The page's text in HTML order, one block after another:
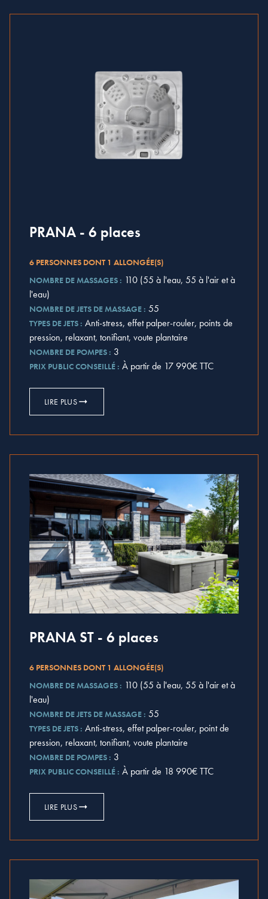
PRANA - 6 places
6 PERSONNES DONT 1 ALLONGÉE(S)
NOMBRE DE MASSAGES : 110 (55 à l'eau, 55 à l'air et à
l'eau)
NOMBRE DE JETS DE MASSAGE : 55
TYPES DE JETS : Anti-stress, effet palper-rouler, points de
pression, relaxant, tonifiant, voute plantaire
NOMBRE DE POMPES : 3
PRIX PUBLIC CONSEILLÉ : À partir de 17 990€ TTC
LIRE PLUS
PRANA ST - 6 places
6 PERSONNES DONT 1 ALLONGÉE(S)
NOMBRE DE MASSAGES : 110 (55 à l'eau, 55 à l'air et à
l'eau)
NOMBRE DE JETS DE MASSAGE : 55
TYPES DE JETS : Anti-stress, effet palper-rouler, point de
pression, relaxant, tonifiant, voute plantaire
NOMBRE DE POMPES : 3
PRIX PUBLIC CONSEILLÉ : À partir de 18 990€ TTC
LIRE PLUS